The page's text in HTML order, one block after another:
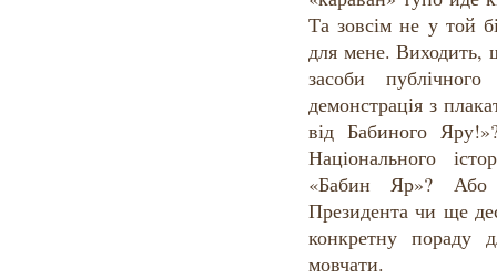
Та зовсім не у той
для мене. Виходить,
засоби
демонстрація з
від Бабиного
Національного
«Бабин Яр»? Або
Президента чи ще
конкретну
мовчати.